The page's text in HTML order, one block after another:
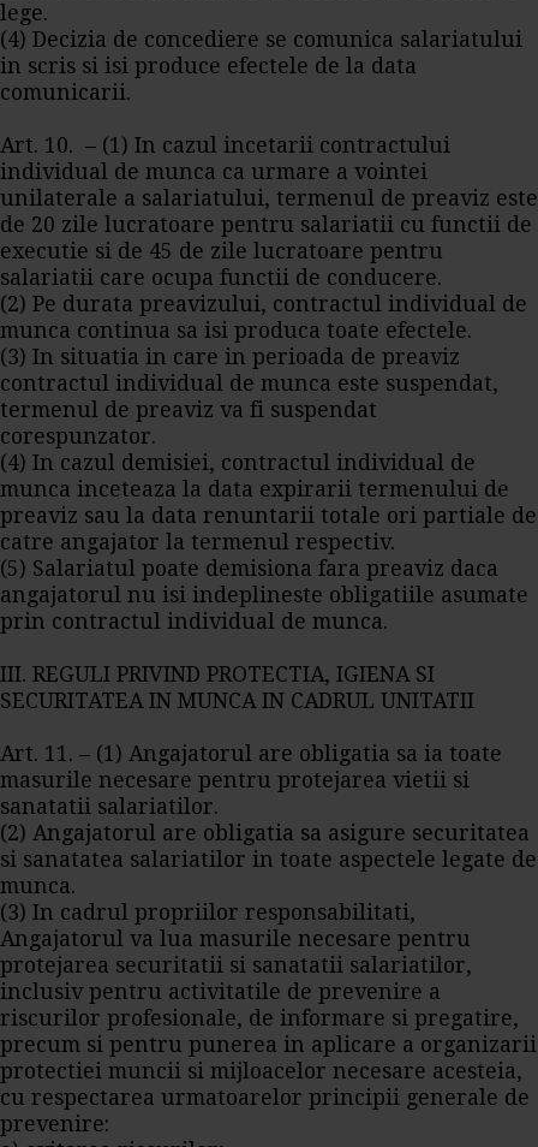
lege.
(4) Decizia de concediere se comunica salariatului
in scris si isi produce efectele de la data
comunicarii.
Art. 10. – (1) In cazul incetarii contractului
individual de munca ca urmare a vointei
unilaterale a salariatului, termenul de preaviz este
de 20 zile lucratoare pentru salariatii cu functii de
executie si de 45 de zile lucratoare pentru
salariatii care ocupa functii de conducere.
(2) Pe durata preavizului, contractul individual de
munca continua sa isi produca toate efectele.
(3) In situatia in care in perioada de preaviz
contractul individual de munca este suspendat,
termenul de preaviz va fi suspendat
corespunzator.
(4) In cazul demisiei, contractul individual de
munca inceteaza la data expirarii termenului de
preaviz sau la data renuntarii totale ori partiale de
catre angajator la termenul respectiv.
(5) Salariatul poate demisiona fara preaviz daca
angajatorul nu isi indeplineste obligatiile asumate
prin contractul individual de munca.
III. REGULI PRIVIND PROTECTIA, IGIENA SI
SECURITATEA IN MUNCA IN CADRUL UNITATII
Art. 11. – (1) Angajatorul are obligatia sa ia toate
masurile necesare pentru protejarea vietii si
sanatatii salariatilor.
(2) Angajatorul are obligatia sa asigure securitatea
si sanatatea salariatilor in toate aspectele legate de
munca.
(3) In cadrul propriilor responsabilitati,
Angajatorul va lua masurile necesare pentru
protejarea securitatii si sanatatii salariatilor,
inclusiv pentru activitatile de prevenire a
riscurilor profesionale, de informare si pregatire,
precum si pentru punerea in aplicare a organizarii
protectiei muncii si mijloacelor necesare acesteia,
cu respectarea urmatoarelor principii generale de
prevenire: